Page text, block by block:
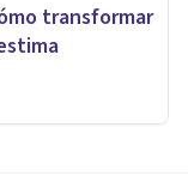
transformar